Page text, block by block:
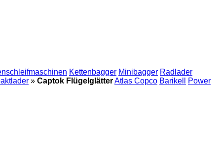
Kettenbagger Minibagger Radlader
» Captok FlügelglätterAtlas Copco Barikell Power